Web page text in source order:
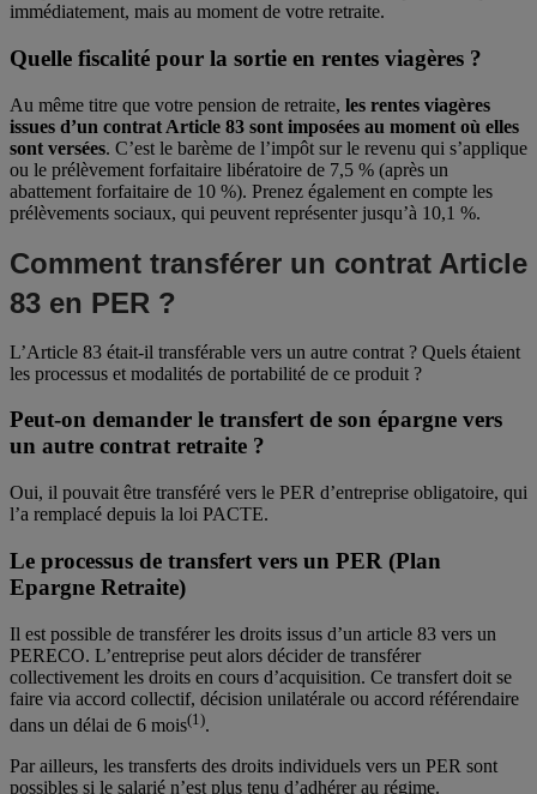
immédiatement, mais au moment de votre retraite.
Quelle fiscalité pour la sortie en rentes viagères ?
Au même titre que votre pension de retraite, les rentes viagères
issues d’un contrat Article 83 sont imposées au moment où elles
sont versées. C’est le barème de l’impôt sur le revenu qui s’applique
ou le prélèvement forfaitaire libératoire de 7,5 % (après un
abattement forfaitaire de 10 %). Prenez également en compte les
prélèvements sociaux, qui peuvent représenter jusqu’à 10,1 %.
Comment transférer un contrat Article
83 en PER ?
L’Article 83 était-il transférable vers un autre contrat ? Quels étaient
les processus et modalités de portabilité de ce produit ?
Peut-on demander le transfert de son épargne vers
un autre contrat retraite ?
Oui, il pouvait être transféré vers le PER d’entreprise obligatoire, qui
l’a remplacé depuis la loi PACTE.
Le processus de transfert vers un PER (Plan
Epargne Retraite)
Il est possible de transférer les droits issus d’un article 83 vers un
PERECO. L’entreprise peut alors décider de transférer
collectivement les droits en cours d’acquisition. Ce transfert doit se
faire via accord collectif, décision unilatérale ou accord référendaire
dans un délai de 6 mois(1).
Par ailleurs, les transferts des droits individuels vers un PER sont
possibles si le salarié n’est plus tenu d’adhérer au régime.